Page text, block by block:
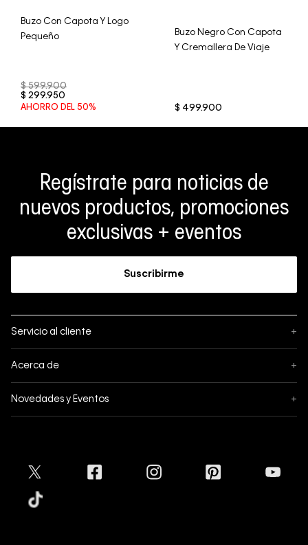
Buzo Con Capota Y Logo
Pequeño
$ 599.900
$ 299.950
AHORRO DEL 50%
Buzo Negro Con Capota
Y Cremallera De Viaje
$ 499.900
Regístrate para noticias de
nuevos productos, promociones
exclusivas + eventos
Suscribirme
Servicio al cliente +
Mis pedidos
Formas de pago
Envíos
Tiendas
Acerca de +
Política de privacidad
Novedades y Eventos +
Cyber Lunes
Mapa del sitio